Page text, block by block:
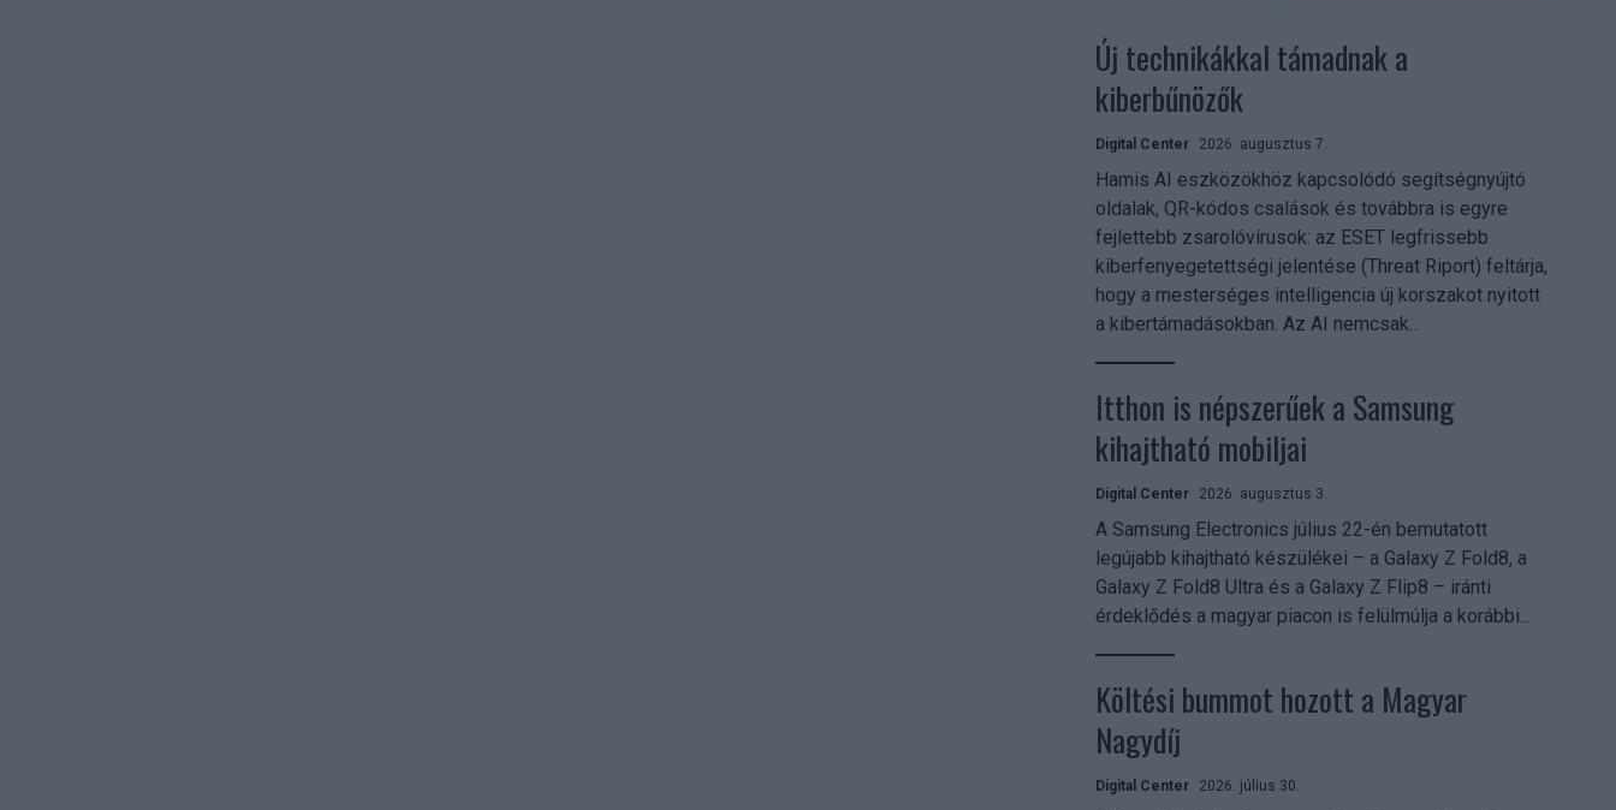
Új technikákkal támadnak a
kiberbűnözők
Digital Center 2026. augusztus 7.
Hamis AI eszközökhöz kapcsolódó segítségnyújtó
oldalak, QR-kódos csalások és továbbra is egyre
fejlettebb zsarolóvírusok: az ESET legfrissebb
kiberfenyegetettségi jelentése (Threat Riport) feltárja,
hogy a mesterséges intelligencia új korszakot nyitott
a kibertámadásokban. Az AI nemcsak...
Itthon is népszerűek a Samsung
kihajtható mobiljai
Digital Center 2026. augusztus 3.
A Samsung Electronics július 22-én bemutatott
legújabb kihajtható készülékei – a Galaxy Z Fold8, a
Galaxy Z Fold8 Ultra és a Galaxy Z Flip8 – iránti
érdeklődés a magyar piacon is felülmúlja a korábbi...
Költési bummot hozott a Magyar
Nagydíj
Digital Center 2026. július 30.